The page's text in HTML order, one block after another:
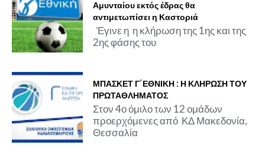
Αμυνταίου εκτός έδρας θα
αντιμετωπίσει η Καστοριά
Έγινε η η κλήρωση της 1ης και της
2ης φάσης του
ΜΠΑΣΚΕΤ Γ΄ΕΘΝΙΚΗ : Η ΚΛΗΡΩΣΗ ΤΟΥ
ΠΡΩΤΑΘΛΗΜΑΤΟΣ
Στον 4ο όμιλο των 12 ομάδων
προερχόμενες από ΚΔ Μακεδονία,
Θεσσαλία